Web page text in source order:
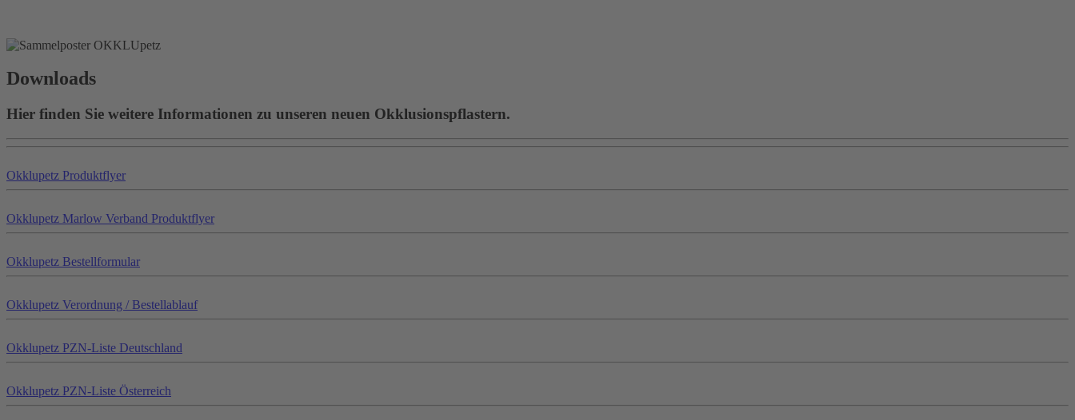
Downloads
Hier finden Sie weitere Informationen zu unseren neuen Okklusionspflastern.
Okklupetz Produktflyer
Okklupetz Marlow Verband Produktflyer
Okklupetz Bestellformular
Okklupetz Verordnung / Bestellablauf
Okklupetz PZN-Liste Deutschland
Okklupetz PZN-Liste Österreich